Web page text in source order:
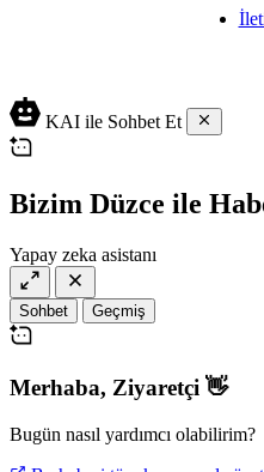
KAI ile Sohbet Et
Bizim Düzce ile
Yapay zeka asistanı
Sohbet Geçmiş
Merhaba, Ziyaretçi 👋
Bugün nasıl yardımcı olabilirim?